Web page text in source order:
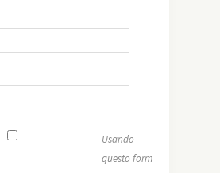
Usando
questo form